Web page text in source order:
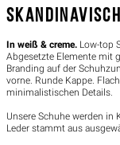
In weiß & creme. Low-top
Abgesetzte Elemente mit
Branding auf der
vorne. Runde Kappe.
minimalistischen Details.
Unsere Schuhe werden in
Leder stammt aus